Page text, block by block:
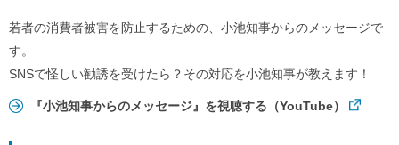
若者の消費者被害を防止するための、小池知事からのメッセージで
す。
SNSで怪しい勧誘を受けたら？その対応を小池知事が教えます！
『小池知事からのメッセージ』を視聴する（YouTube）